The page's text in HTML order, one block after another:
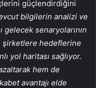
güçlendirdiğini
bilgilerin analizi ve
senaryolarının
şirketlere hedeflerine
yol haritası sağlıyor.
hem de
avantajı elde